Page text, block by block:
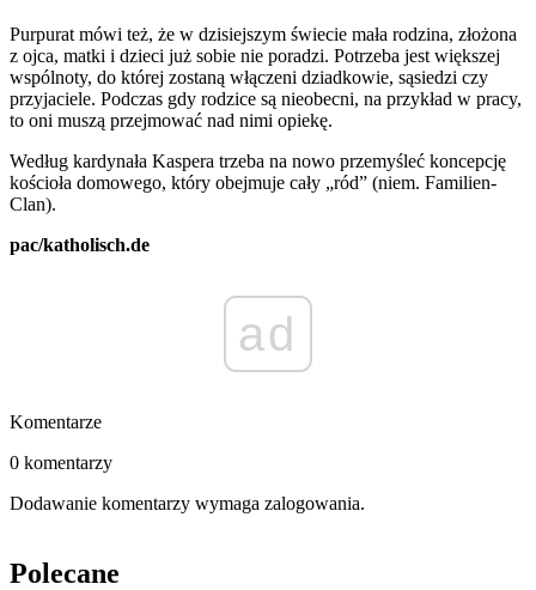
Purpurat mówi też, że w dzisiejszym świecie mała rodzina, złożona
z ojca, matki i dzieci już sobie nie poradzi. Potrzeba jest większej
wspólnoty, do której zostaną włączeni dziadkowie, sąsiedzi czy
przyjaciele. Podczas gdy rodzice są nieobecni, na przykład w pracy,
to oni muszą przejmować nad nimi opiekę.
Według kardynała Kaspera trzeba na nowo przemyśleć koncepcję
kościoła domowego, który obejmuje cały „ród” (niem. Familien-
Clan).
pac/katholisch.de
ad
Komentarze
0 komentarzy
Dodawanie komentarzy wymaga zalogowania.
Polecane